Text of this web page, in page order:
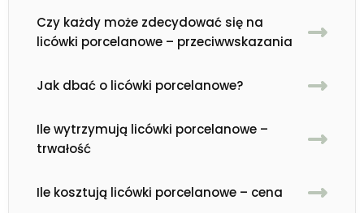
Czy każdy może zdecydować się na
licówki porcelanowe – przeciwwskazania
Jak dbać o licówki porcelanowe?
Ile wytrzymują licówki porcelanowe –
trwałość
Ile kosztują licówki porcelanowe – cena